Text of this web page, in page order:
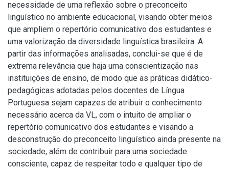
necessidade de uma reflexão sobre o preconceito
linguístico no ambiente educacional, visando obter meios
que ampliem o repertório comunicativo dos estudantes e
uma valorização da diversidade linguística brasileira. A
partir das informações analisadas, conclui-se que é de
extrema relevância que haja uma conscientização nas
instituições de ensino, de modo que as práticas didático-
pedagógicas adotadas pelos docentes de Língua
Portuguesa sejam capazes de atribuir o conhecimento
necessário acerca da VL, com o intuito de ampliar o
repertório comunicativo dos estudantes e visando a
desconstrução do preconceito linguístico ainda presente na
sociedade, além de contribuir para uma sociedade
consciente, capaz de respeitar todo e qualquer tipo de